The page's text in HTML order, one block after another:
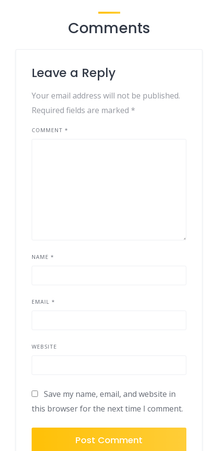
Comments
Leave a Reply
Your email address will not be published.
Required fields are marked *
COMMENT *
NAME *
EMAIL *
WEBSITE
Save my name, email, and website in
this browser for the next time I comment.